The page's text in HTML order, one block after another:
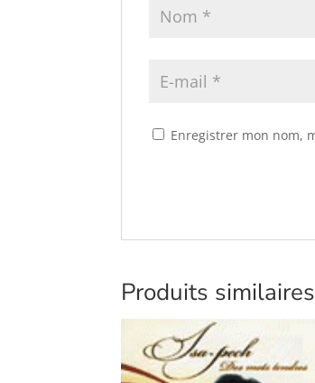
Enregistrer mon nom,
Produits similaires